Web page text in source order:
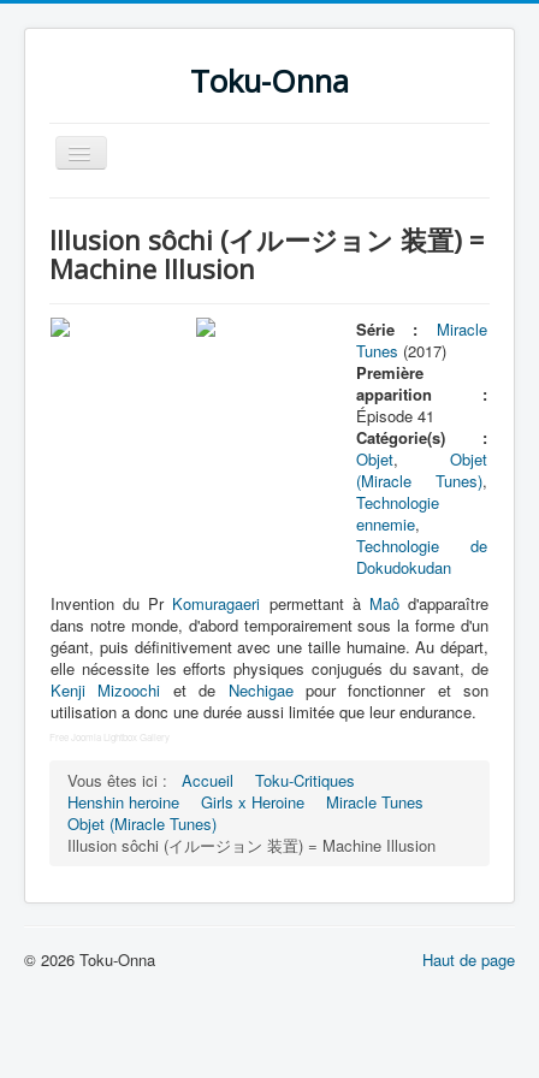
Toku-Onna
Basculer
la
Toku-Actrices
Séries
Idol senshi Miracle Tunes ! (アイ
ドル 戦士 ミラクル ちゅーんず !) =
Idoles guerrières Miracle Tunes !
Série
Personnages
Véhicules
Objets
Épisodes
Illusion sôchi (イルージョン 装置) =
Machine Illusion
Série :
Miracle
Tunes (2017)
Première
apparition :
Épisode 41
Catégorie(s) :
Objet, Objet
(Miracle Tunes),
Technologie
ennemie,
Technologie de
Dokudokudan
Invention du Pr Komuragaeri permettant à Maôd'apparaître
dans notre monde, d'abord temporairement sous la forme d'un
géant, puis définitivement avec une taille humaine. Au départ,
elle nécessite les efforts physiques conjugués du savant, de
Kenji Mizoochi et de Nechigaepour fonctionner et son
utilisation a donc une durée aussi limitée que leur endurance.
Free Joomla Lightbox Gallery
Vous êtes ici : Accueil
Toku-Critiques
Henshin heroine
Girls x Heroine
Miracle Tunes
Objet (Miracle Tunes)
Illusion sôchi (イルージョン 装置) = Machine Illusion
Haut de page
© 2026 Toku-Onna